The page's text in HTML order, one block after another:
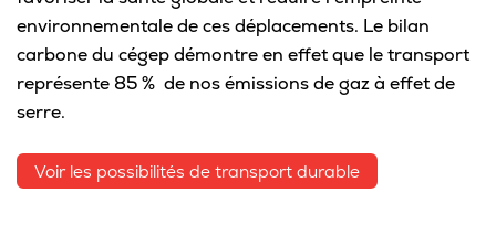
environnementale de ces déplacements. Le bilan
carbone du cégep démontre en effet que le transport
représente 85 % de nos émissions de gaz à effet de
serre.
Voir les possibilités de transport durable